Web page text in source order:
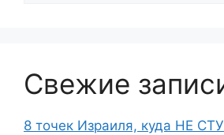
Свежие
8 точек Израиля, куда НЕ